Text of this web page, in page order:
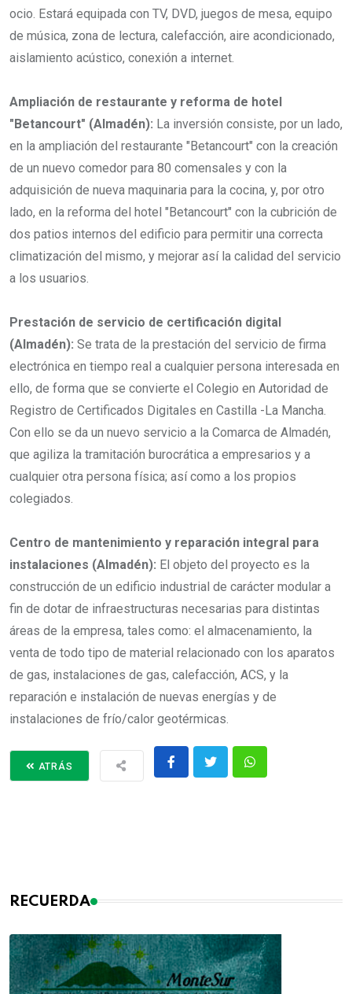
ocio. Estará equipada con TV, DVD, juegos de mesa, equipo
de música, zona de lectura, calefacción, aire acondicionado,
aislamiento acústico, conexión a internet.
Ampliación de restaurante y reforma de hotel
"Betancourt" (Almadén): La inversión consiste, por un lado,
en la ampliación del restaurante "Betancourt" con la creación
de un nuevo comedor para 80 comensales y con la
adquisición de nueva maquinaria para la cocina, y, por otro
lado, en la reforma del hotel "Betancourt" con la cubrición de
dos patios internos del edificio para permitir una correcta
climatización del mismo, y mejorar así la calidad del servicio
a los usuarios.
Prestación de servicio de certificación digital
(Almadén): Se trata de la prestación del servicio de firma
electrónica en tiempo real a cualquier persona interesada en
ello, de forma que se convierte el Colegio en Autoridad de
Registro de Certificados Digitales en Castilla -La Mancha.
Con ello se da un nuevo servicio a la Comarca de Almadén,
que agiliza la tramitación burocrática a empresarios y a
cualquier otra persona física; así como a los propios
colegiados.
Centro de mantenimiento y reparación integral para
instalaciones (Almadén): El objeto del proyecto es la
construcción de un edificio industrial de carácter modular a
fin de dotar de infraestructuras necesarias para distintas
áreas de la empresa, tales como: el almacenamiento, la
venta de todo tipo de material relacionado con los aparatos
de gas, instalaciones de gas, calefacción, ACS, y la
reparación e instalación de nuevas energías y de
instalaciones de frío/calor geotérmicas.
ATRÁS
RECUERDA